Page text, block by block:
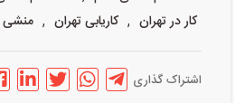
کار در تهران , کاریابی تهران , منشی
اشتراک گذاری